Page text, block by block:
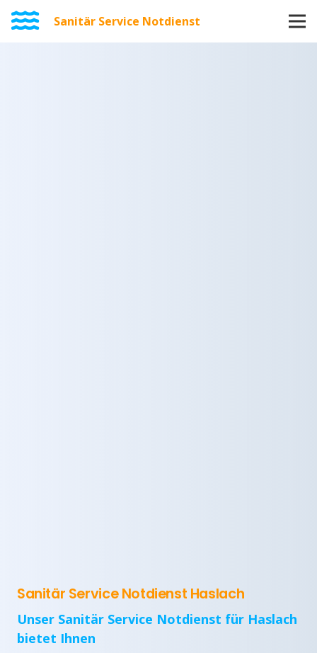
Sanitär Service Notdienst
Sanitär Service Notdienst Haslach
Unser Sanitär Service Notdienst für Haslach
bietet Ihnen